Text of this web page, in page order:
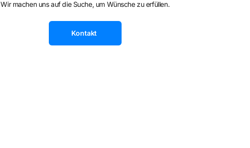
Wir machen uns auf die Suche, um Wünsche zu erfüllen.
Kontakt